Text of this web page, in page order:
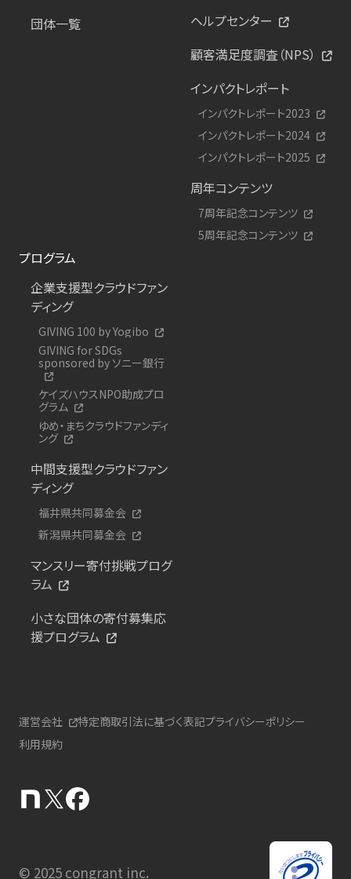
団体一覧
ヘルプセンター
顧客満足度調査（NPS）
インパクトレポート
インパクトレポート2023
インパクトレポート2024
インパクトレポート2025
周年コンテンツ
7周年記念コンテンツ
5周年記念コンテンツ
プログラム
企業支援型クラウドファン
ディング
GIVING 100 by Yogibo
GIVING for SDGs
sponsored by ソニー銀行
ケイズハウスNPO助成プロ
グラム
ゆめ・まちクラウドファンディ
ング
中間支援型クラウドファン
ディング
福井県共同募金会
新潟県共同募金会
マンスリー寄付挑戦プログ
ラム
小さな団体の寄付募集応
援プログラム
運営会社 特定商取引法に基づく表記プライバシーポリシー
利用規約
© 2025 congrant inc.